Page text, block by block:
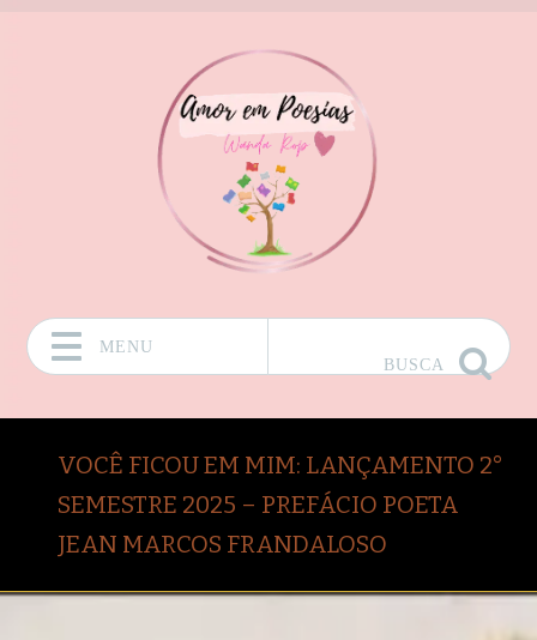
MENU
BUSCA
VOCÊ FICOU EM MIM: LANÇAMENTO 2°
SEMESTRE 2025 – PREFÁCIO POETA
JEAN MARCOS FRANDALOSO